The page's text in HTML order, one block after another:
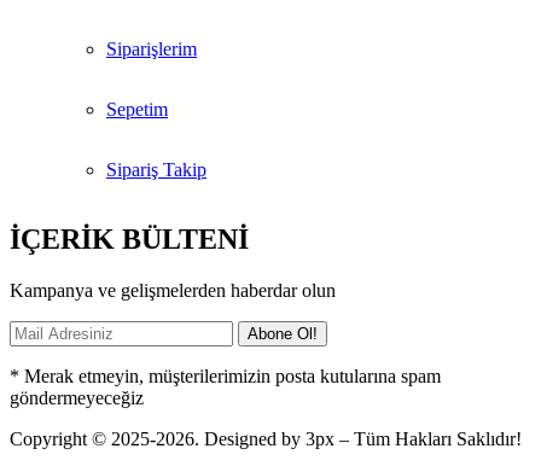
Siparişlerim
Sepetim
Sipariş Takip
İÇERİK BÜLTENİ
Kampanya ve gelişmelerden haberdar olun
* Merak etmeyin, müşterilerimizin posta kutularına spam
göndermeyeceğiz
Copyright © 2025-2026. Designed by 3px – Tüm Hakları Saklıdır!